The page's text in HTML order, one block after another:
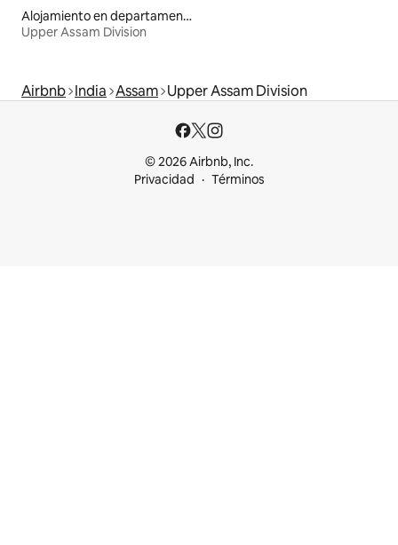
Alojamiento en departamentos
Upper Assam Division
Airbnb India Assam Upper Assam Division
© 2026 Airbnb, Inc.
Privacidad
Términos